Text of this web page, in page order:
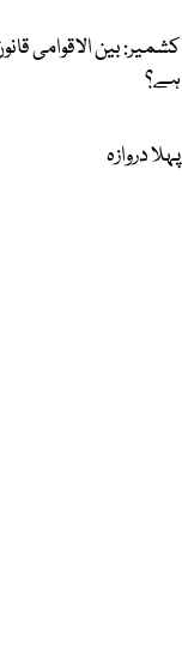
کشمیر: بین الاقوامی
ہے؟
پہلا دروازہ